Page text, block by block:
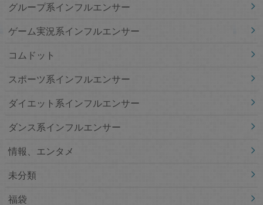
グループ系インフルエンサー
ゲーム実況系インフルエンサー
コムドット
スポーツ系インフルエンサー
ダイエット系インフルエンサー
ダンス系インフルエンサー
情報、エンタメ
未分類
福袋